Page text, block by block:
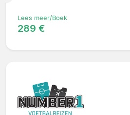
Lees meer/Boek
289 €